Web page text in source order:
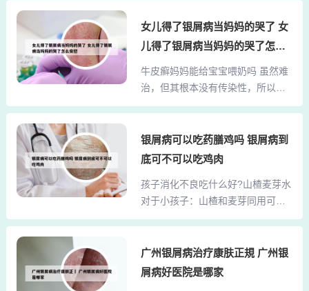
皮癣的重要致病因素之一。儿童牛
皮癣的常见病因主要有遗传因素、
牛皮癣是一种具有遗传性的疾病。
经过临床调查，发现有...
不错，要好好把握哦，他想和你生
孩子，是想和你好好过日子的表
险，他不和有些男人一样，甜言蜜
语和女人玩玩，得到身体后就会抛
弃她。他是个负责的好男人，但他
你留下一个美好的记忆。他渴望与
你步入婚姻的殿堂，迫不及待想要
这种急切的心情，或许是因为他对
你情深义重，亦或是内...
女儿得了银屑病当妈妈的哭了 女
儿得了银屑病当妈妈的哭了怎么
安慰
牛皮癣妈妈能给宝宝喂奶吗 虽然难
治，但其根本没有传染性，所以牛
皮癣妈妈是能哺乳。但是以下几种
妈不小心吃药了，药里如果含有激
素、免疫抑制剂药 物。那么这种情
养婴儿。 研究发现很多药物对乳汁
有不利的影响。患有牛皮癣的妈
妈，是可以给孩子喂奶的，即使是
治疗牛皮癣的药，都是可以给孩子
喂奶的。原因有两点： 一：牛皮癣
银屑病可以吃药膳鸡吗 银屑病到
底可不可以吃鸡肉
孩子消化不良吃什么好?山楂麦芽水
对于小孩子：山楂和麦芽同用可以
有效改善小朋友的消化不良症状，
进孩子的食欲，帮助孩子更好地吸
收营养，促进健康成长。作用机
广州银屑病治疗康肤正規 广州银
屑病好医院是哪家